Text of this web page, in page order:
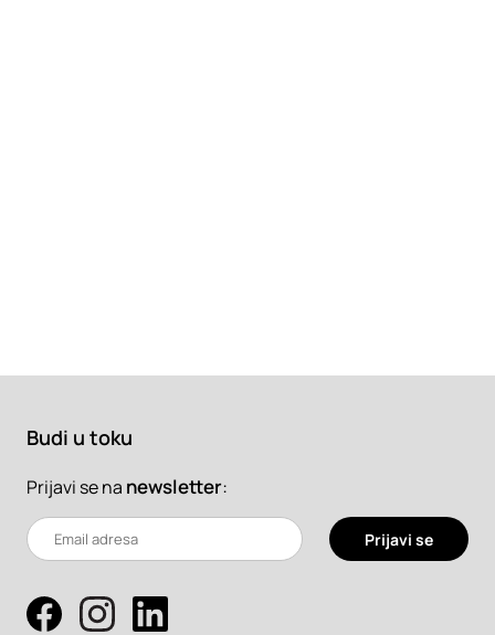
Budi u toku
Prijavi se na newsletter:
Prijavi se